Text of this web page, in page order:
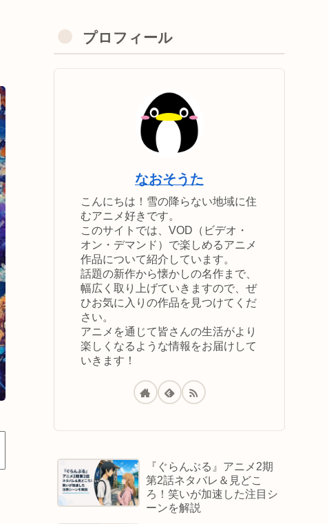
プロフィール
なおそうた
こんにちは！雪の降らない地域に住
むアニメ好きです。
このサイトでは、VOD（ビデオ・
オン・デマンド）で楽しめるアニメ
作品について紹介しています。
話題の新作から懐かしの名作まで、
幅広く取り上げていきますので、ぜ
ひお気に入りの作品を見つけてくだ
さい。
アニメを通じて皆さんの生活がより
楽しくなるような情報をお届けして
いきます！
『ぐらんぶる』アニメ2期
第2話ネタバレ＆見どこ
ろ！笑いが加速した注目シ
ーンを解説